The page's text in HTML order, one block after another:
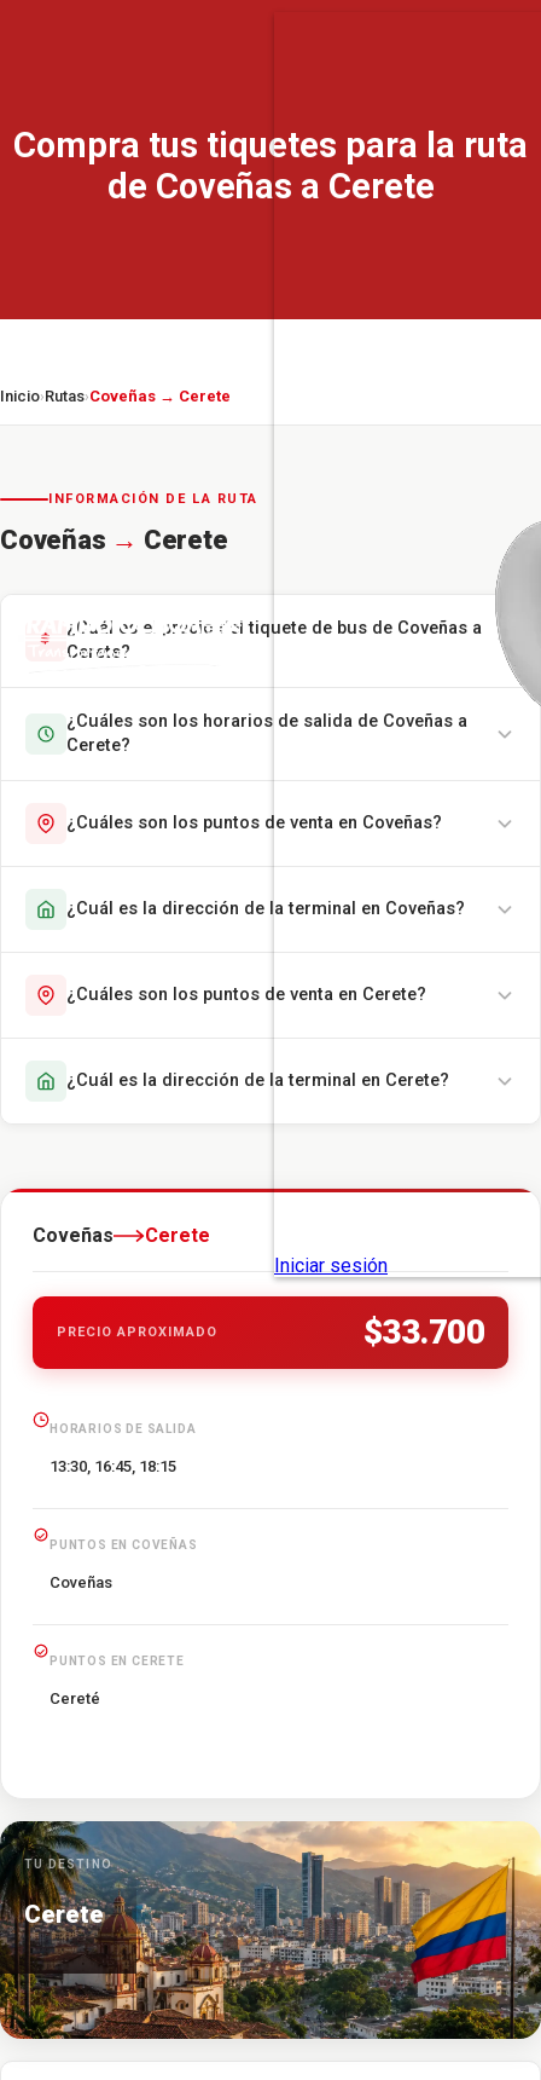
Compra tus tiquetes para la ruta
de Coveñas a Cerete
Inicio›Rutas›Coveñas → Cerete
INFORMACIÓN DE LA RUTA
Coveñas → Cerete
¿Cuál es el precio del tiquete de bus de Coveñas a
Cerete?
¿Cuáles son los horarios de salida de Coveñas a
Cerete?
¿Cuáles son los puntos de venta en Coveñas?
¿Cuál es la dirección de la terminal en Coveñas?
¿Cuáles son los puntos de venta en Cerete?
¿Cuál es la dirección de la terminal en Cerete?
Coveñas Cerete
PRECIO APROXIMADO $33.700
HORARIOS DE SALIDA
13:30, 16:45, 18:15
PUNTOS EN COVEÑAS
Coveñas
PUNTOS EN CERETE
Cereté
TU DESTINO
Cerete